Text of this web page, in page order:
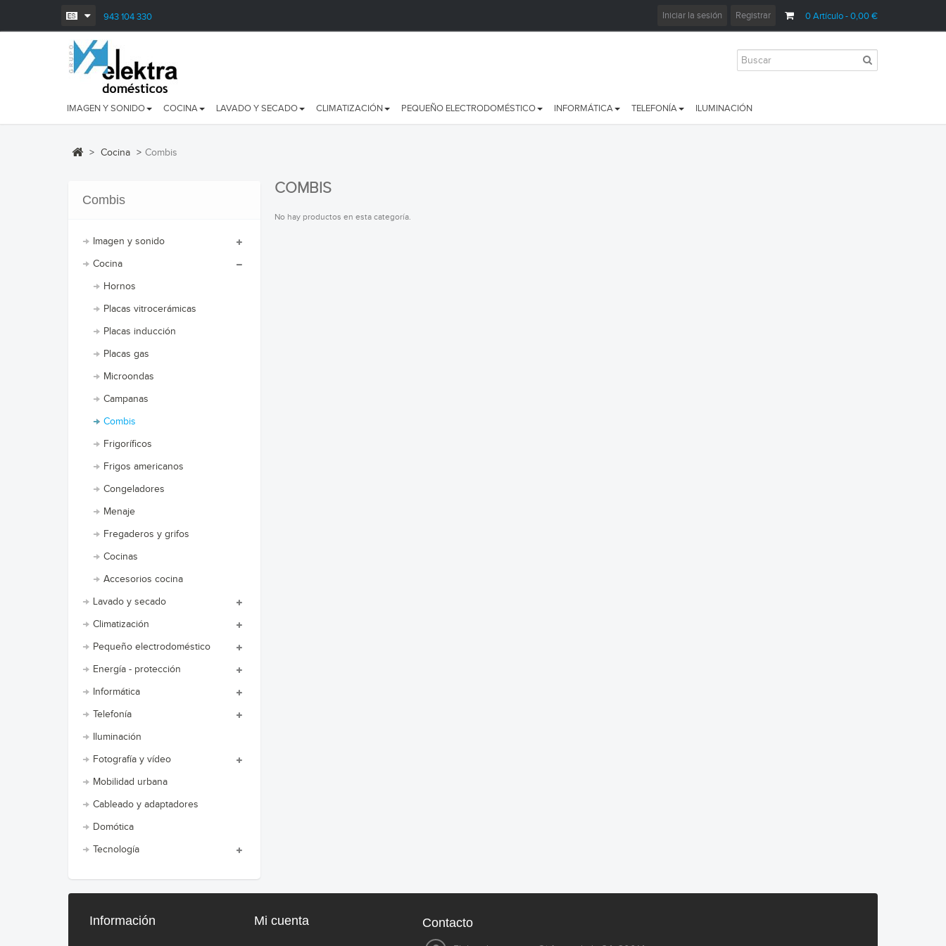
0Artículo- 0,00 €
Iniciar la sesión Registrar
943 104 330
IMAGEN Y SONIDO COCINA LAVADO Y SECADO CLIMATIZACIÓN PEQUEÑO ELECTRODOMÉSTICO INFORMÁTICA TELEFONÍA ILUMINACIÓN
> Cocina > Combis
Combis
Imagen y sonido
Cocina
Hornos
Placas vitrocerámicas
Placas inducción
Placas gas
Microondas
Campanas
Combis
Frigoríficos
Frigos americanos
Congeladores
Menaje
Fregaderos y grifos
Cocinas
Accesorios cocina
Lavado y secado
Climatización
Pequeño electrodoméstico
Energía - protección
Informática
Telefonía
Iluminación
Fotografía y vídeo
Mobilidad urbana
Cableado y adaptadores
Domótica
Tecnología
COMBIS
No hay productos en esta categoría.
Información Mi cuenta Contacto